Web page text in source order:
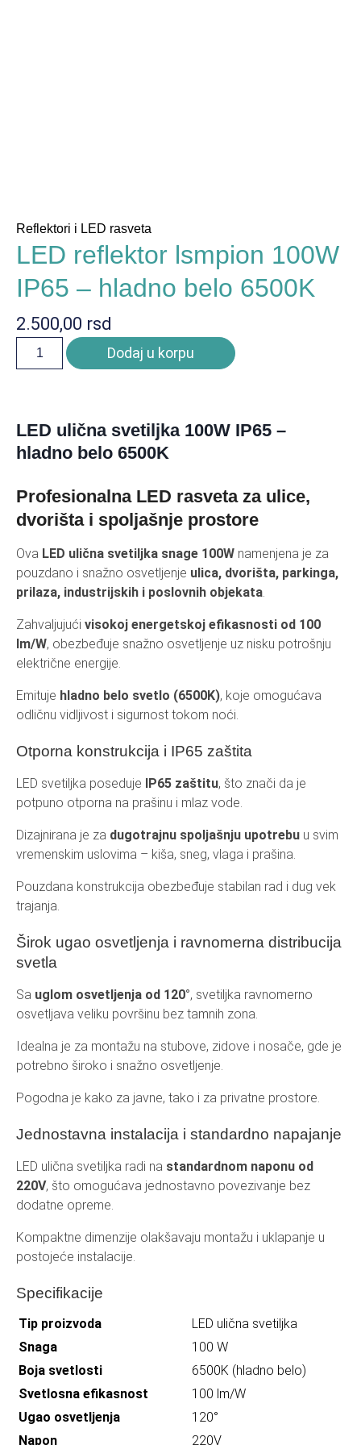
LED ulična svetiljka 100W IP65 –
hladno belo 6500K
Profesionalna LED rasveta za ulice,
dvorišta i spoljašnje prostore
Ova LED ulična svetiljka snage 100W namenjena je za
pouzdano i snažno osvetljenje ulica, dvorišta, parkinga,
prilaza, industrijskih i poslovnih objekata.
Zahvaljujući visokoj energetskoj efikasnosti od 100
lm/W, obezbeđuje snažno osvetljenje uz nisku potrošnju
električne energije.
Emituje hladno belo svetlo (6500K), koje omogućava
odličnu vidljivost i sigurnost tokom noći.
Otporna konstrukcija i IP65 zaštita
LED svetiljka poseduje IP65 zaštitu, što znači da je
potpuno otporna na prašinu i mlaz vode.
Dizajnirana je za dugotrajnu spoljašnju upotrebu u svim
vremenskim uslovima – kiša, sneg, vlaga i prašina.
Pouzdana konstrukcija obezbeđuje stabilan rad i dug vek
trajanja.
Širok ugao osvetljenja i ravnomerna distribucija
svetla
Sa uglom osvetljenja od 120°, svetiljka ravnomerno
osvetljava veliku površinu bez tamnih zona.
Idealna je za montažu na stubove, zidove i nosače, gde je
potrebno široko i snažno osvetljenje.
Pogodna je kako za javne, tako i za privatne prostore.
Jednostavna instalacija i standardno napajanje
LED ulična svetiljka radi na standardnom naponu od
220V, što omogućava jednostavno povezivanje bez
dodatne opreme.
Kompaktne dimenzije olakšavaju montažu i uklapanje u
postojeće instalacije.
Specifikacije
Tip proizvoda
LED ulična svetiljka
Snaga
100 W
Boja svetlosti
6500K (hladno belo)
Svetlosna efikasnost
100 lm/W
Ugao osvetljenja
120°
Napon
220V
Reflektori i LED rasveta
LED reflektor lsmpion 100W
IP65 – hladno belo 6500K
2.500,00 rsd
Dodaj u korpu